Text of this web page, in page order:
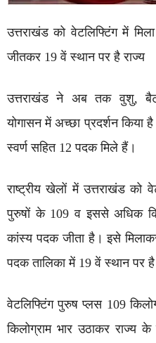
उत्तराखंड को वेटलिफ्टिंग में
जीतकर 19 वें स्थान पर है राज्य
उत्तराखंड ने अब तक वुशु,
योगासन में अच्छा प्रदर्शन
स्वर्ण सहित 12 पदक मिले हैं।
राष्ट्रीय खेलों में उत्तराखंड को
पुरुषों के 109 व इससे अधिक
कांस्य पदक जीता है। इसे
पदक तालिका में 19 वें स्थान पर है
वेटलिफ्टिंग पुरुष प्लस 109
किलोग्राम भार उठाकर राज्य